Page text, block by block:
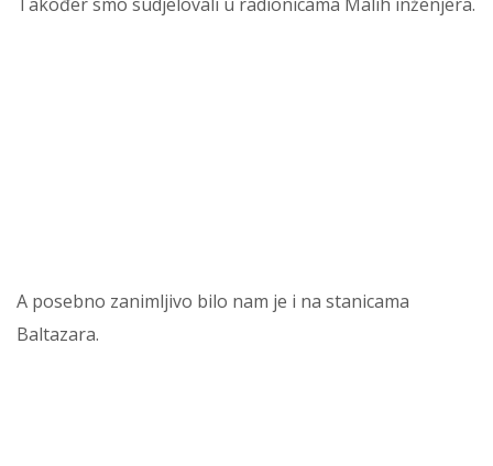
A posebno zanimljivo bilo nam je i na stanicama
Baltazara.